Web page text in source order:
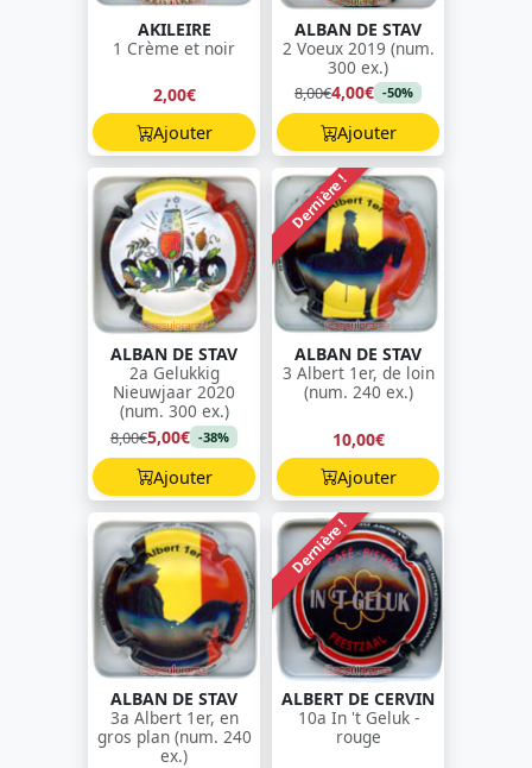
AKILEIRE
1 Crème et noir
2,00€
Ajouter
ALBAN DE STAV
2 Voeux 2019 (num.
300 ex.)
8,00€4,00€ -50%
Ajouter
ALBAN DE STAV
2a Gelukkig
Nieuwjaar 2020
(num. 300 ex.)
8,00€5,00€ -38%
Ajouter
Dernière !
ALBAN DE STAV
3 Albert 1er, de loin
(num. 240 ex.)
10,00€
Ajouter
ALBAN DE STAV
3a Albert 1er, en
gros plan (num. 240
ex.)
Dernière !
ALBERT DE CERVIN
10a In 't Geluk -
rouge